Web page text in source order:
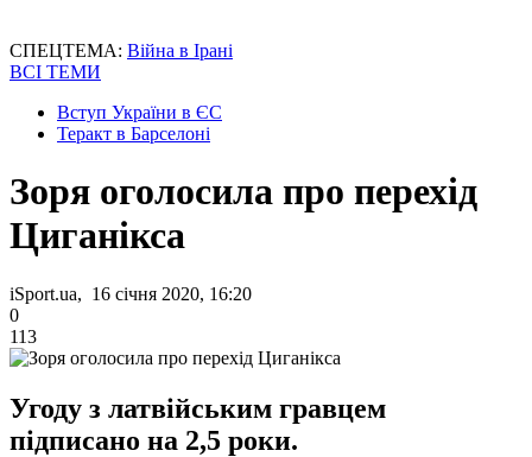
СПЕЦТЕМА: Війна в Ірані
ВСІ ТЕМИ
Вступ України в ЄС
Теракт в Барселоні
Зоря оголосила про перехід
Циганікса
iSport.ua, 16 січня 2020, 16:20
0
113
Угоду з латвійським гравцем
підписано на 2,5 роки.